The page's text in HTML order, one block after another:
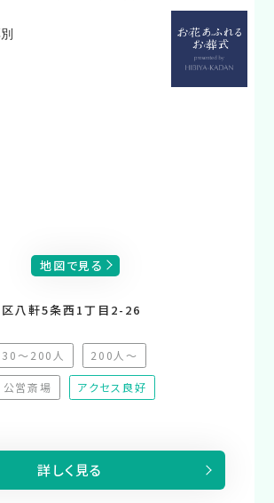
地図で見る
八軒5条西1丁目2-26
30～200人
（非推奨）
200人～
（非推奨）
応）
公営斎場
（非対応）
アクセス良好
詳しく見る